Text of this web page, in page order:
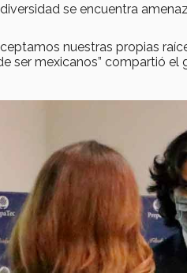
se encuentra
nuestras propias
ser mexicanos” compartió el